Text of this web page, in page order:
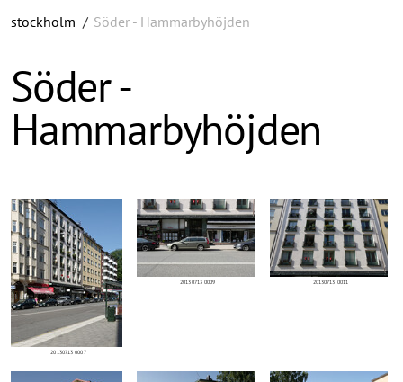
stockholm / Söder - Hammarbyhöjden
Söder -
Hammarbyhöjden
20130713 0007
20130713 0009 20130713 0011